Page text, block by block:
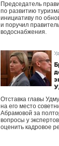
Председатель
по развитию
инициативу по
и поручил
водоснабжения.
Отставка главы
на его место
Абрамовой за
вопросы у
оценить кадровое